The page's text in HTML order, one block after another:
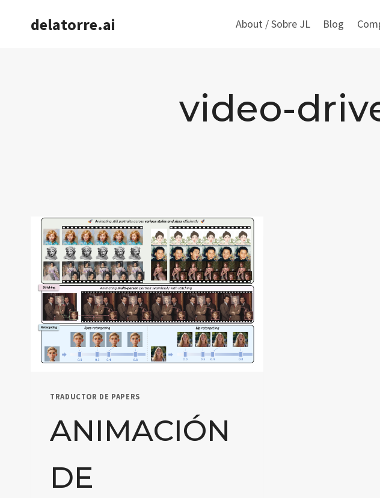
delatorre.ai About / Sobre JL Blog
video-
TRADUCTOR DE PAPERS
ANIMACIÓN
DE